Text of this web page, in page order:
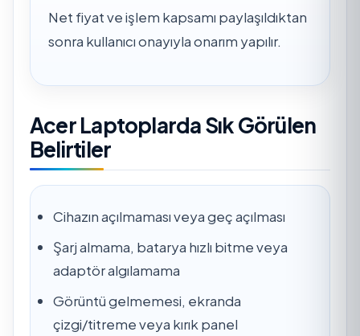
Net fiyat ve işlem kapsamı paylaşıldıktan
sonra kullanıcı onayıyla onarım yapılır.
Acer Laptoplarda Sık Görülen
Belirtiler
Cihazın açılmaması veya geç açılması
Şarj almama, batarya hızlı bitme veya
adaptör algılamama
Görüntü gelmemesi, ekranda
çizgi/titreme veya kırık panel